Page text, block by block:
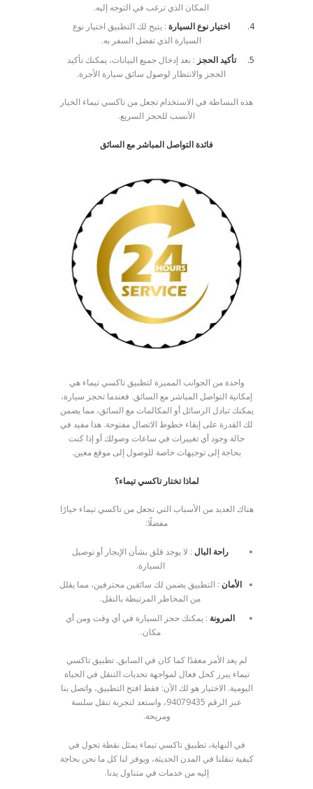
المكان الذي ترغب في التوجه إليه.
اختيار نوع السيارة: يتيح لك التطبيق اختيار نوع
السيارة الذي تفضل السفر به.
تأكيد الحجز : بعد إدخال جميع البيانات، يمكنك تأكيد
الحجز والانتظار لوصول سائق سيارة الأجرة.
هذه البساطة في الاستخدام تجعل من تاكسي تيماء الخيار
الأنسب للحجز السريع.
فائدة التواصل المباشر مع السائق
واحدة من الجوانب المميزة لتطبيق تاكسي تيماء هي
إمكانية التواصل المباشر مع السائق. فعندما تحجز سيارة،
يمكنك تبادل الرسائل أو المكالمات مع السائق، مما يضمن
لك القدرة على إبقاء خطوط الاتصال مفتوحة. هذا مفيد في
حالة وجود أي تغييرات في ساعات وصولك أو إذا كنت
بحاجة إلى توجيهات خاصة للوصول إلى موقع معين.
لماذا تختار تاكسي تيماء؟
هناك العديد من الأسباب التي تجعل من تاكسي تيماء خيارًا
مفضلًا:
راحة البال : لا يوجد قلق بشأن الإيجار أو توصيل
السيارة.
الأمان : التطبيق يضمن لك سائقين محترفين، مما يقلل
من المخاطر المرتبطة بالنقل.
المرونة : يمكنك حجز السيارة في أي وقت ومن أي
مكان.
لم يعد الأمر معقدًا كما كان في السابق. تطبيق تاكسي
تيماء يبرز كحل فعال لمواجهة تحديات التنقل في الحياة
اليومية. الاختيار هو لك الآن: فقط افتح التطبيق، واتصل بنا
عبر الرقم 94079435، واستعد لتجربة تنقل سلسة
ومريحة.
في النهاية، تطبيق تاكسي تيماء يمثل نقطة تحول في
كيفية تنقلنا في المدن الحديثة، ويوفر لنا كل ما نحن بحاجة
إليه من خدمات في متناول يدنا.